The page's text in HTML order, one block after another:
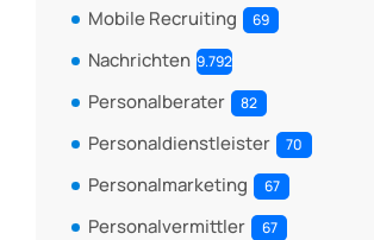
Mobile Recruiting 69
Nachrichten 9.792
Personalberater 82
Personaldienstleister 70
Personalmarketing 67
Personalvermittler 67